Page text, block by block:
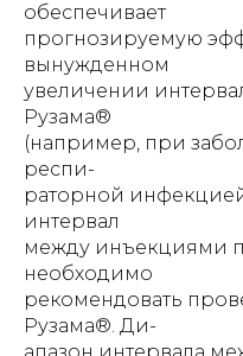
обеспечивает
прогнозируемую
вынужденном
увеличении
Рузама®
(например, при
респи-
раторной
интервал
между инъекциями
необходимо
рекомендовать
Рузама®. Ди-